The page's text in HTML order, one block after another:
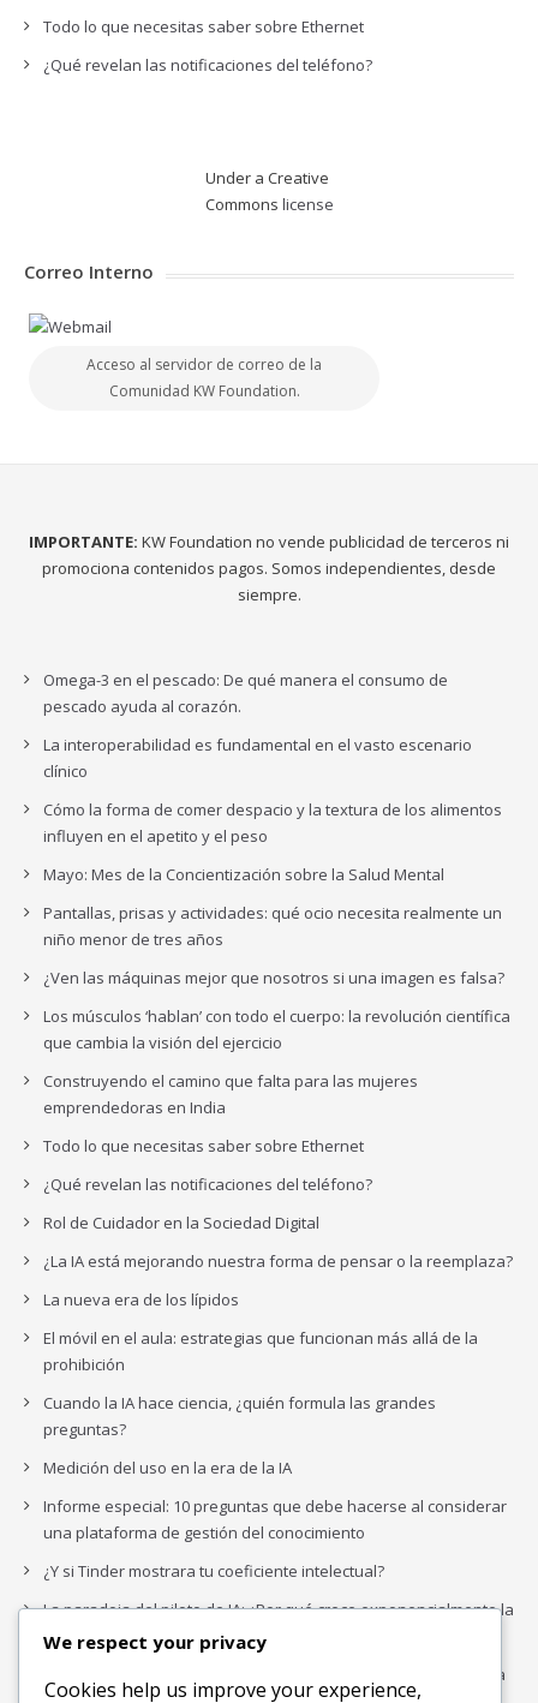
Todo lo que necesitas saber sobre Ethernet
¿Qué revelan las notificaciones del teléfono?
Under a Creative
Commons license
Correo Interno
Acceso al servidor de correo de la
Comunidad KW Foundation.
IMPORTANTE: KW Foundation no vende publicidad de terceros ni
promociona contenidos pagos. Somos independientes, desde
siempre.
Omega-3 en el pescado: De qué manera el consumo de
pescado ayuda al corazón.
La interoperabilidad es fundamental en el vasto escenario
clínico
Cómo la forma de comer despacio y la textura de los alimentos
influyen en el apetito y el peso
Mayo: Mes de la Concientización sobre la Salud Mental
Pantallas, prisas y actividades: qué ocio necesita realmente un
niño menor de tres años
¿Ven las máquinas mejor que nosotros si una imagen es falsa?
Los músculos ‘hablan’ con todo el cuerpo: la revolución científica
que cambia la visión del ejercicio
Construyendo el camino que falta para las mujeres
emprendedoras en India
Todo lo que necesitas saber sobre Ethernet
¿Qué revelan las notificaciones del teléfono?
Rol de Cuidador en la Sociedad Digital
¿La IA está mejorando nuestra forma de pensar o la reemplaza?
La nueva era de los lípidos
El móvil en el aula: estrategias que funcionan más allá de la
prohibición
Cuando la IA hace ciencia, ¿quién formula las grandes
preguntas?
Medición del uso en la era de la IA
Informe especial: 10 preguntas que debe hacerse al considerar
una plataforma de gestión del conocimiento
¿Y si Tinder mostrara tu coeficiente intelectual?
La paradoja del piloto de IA: ¿Por qué crece exponencialmente la
complejidad de la IA empresarial?
Los organigramas de marketing se crearon para los canales. La
We respect your privacy
Cookies help us improve your experience,